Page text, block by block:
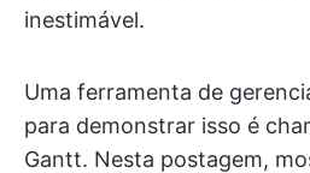
inestimável.
Uma ferramenta de
para demonstrar isso é
Gantt. Nesta postagem,